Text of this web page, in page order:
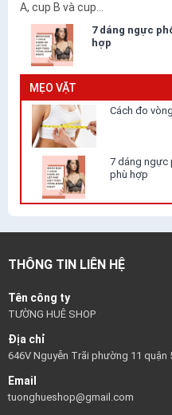
A, cup B và cup...
7 dáng ngực
hợp
MẸO VẶT
Cách đo
7 dáng ngực
phù hợp
THÔNG TIN LIÊN HỆ
Tên công ty
TƯỜNG HUÊ SHOP
Địa chỉ
646V Nguyễn Trãi phường 11 quận
Email
tuonghueshop@gmail.com